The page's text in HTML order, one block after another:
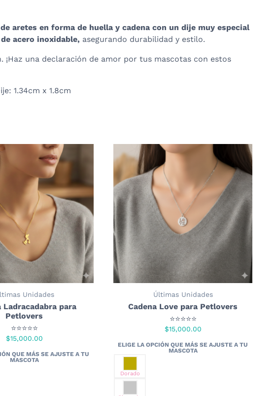
aretes en forma de huella y cadena con un dije muy especial
acero inoxidable, asegurando durabilidad y estilo.
una declaración de amor por tus mascotas con estos
1.34cm x 1.8cm
Unidades
Ladracadabra para
Petlovers
⭐⭐⭐⭐⭐
$15,000.00
Últimas Unidades
Cadena Love para Petlovers
⭐⭐⭐⭐⭐
$15,000.00
Dorado